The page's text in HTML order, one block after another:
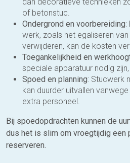
of betonstuc.
Ondergrond en voorbereiding:
werk, zoals het egaliseren
verwijderen, kan de kosten
Toegankelijkheid en
speciale apparatuur nodig
Spoed en planning: Stucwerk
kan duurder uitvallen
extra personeel.
Bij spoedopdrachten kunnen de
dus het is slim om vroegtijdig een
reserveren.